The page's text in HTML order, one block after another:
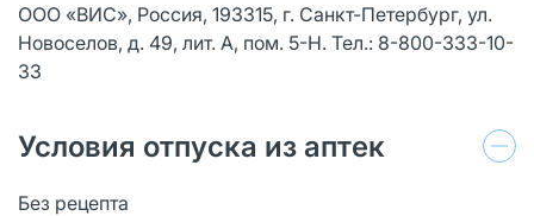
ООО «ВИС», Россия, 193315, г. Санкт-Петербург, ул.
Новоселов, д. 49, лит. А, пом. 5-Н. Тел.: 8-800-333-10-
33
Условия отпуска из аптек
Без рецепта